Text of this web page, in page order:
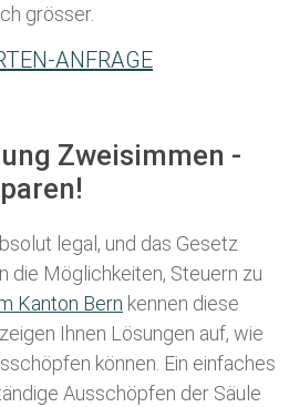
grösser.
ANFRAGE
Zweisimmen -
legal, und das Gesetz
die Möglichkeiten, Steuern zu
K anton Bern kennen diese
Ihnen Lösungen auf, wie
können. Ein einfaches
Ausschöpfen der Säule